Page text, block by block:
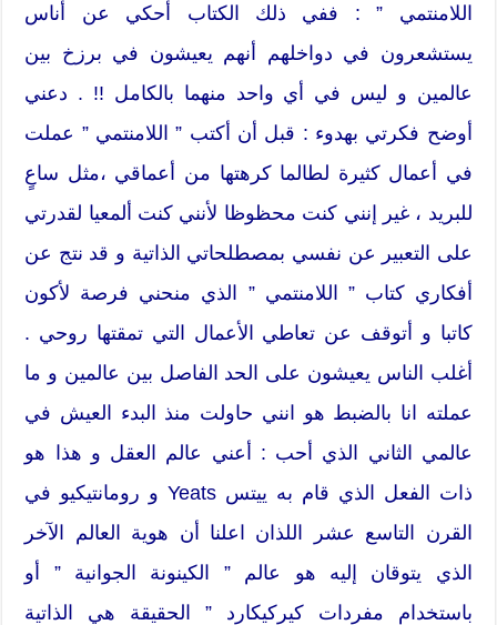
اللامنتمي ” : ففي ذلك الكتاب أحكي عن أناس
يستشعرون في دواخلهم أنهم يعيشون في برزخ بين
عالمين و ليس في أي واحد منهما بالكامل !! . دعني
أوضح فكرتي بهدوء : قبل أن أكتب ” اللامنتمي ” عملت
في أعمال كثيرة لطالما كرهتها من أعماقي ،مثل ساعٍ
للبريد ، غير إنني كنت محظوظا لأنني كنت ألمعيا لقدرتي
على التعبير عن نفسي بمصطلحاتي الذاتية و قد نتج عن
أفكاري كتاب ” اللامنتمي ” الذي منحني فرصة لأكون
كاتبا و أتوقف عن تعاطي الأعمال التي تمقتها روحي .
أغلب الناس يعيشون على الحد الفاصل بين عالمين و ما
عملته انا بالضبط هو انني حاولت منذ البدء العيش في
عالمي الثاني الذي أحب : أعني عالم العقل و هذا هو
ذات الفعل الذي قام به ييتس Yeats و رومانتيكيو في
القرن التاسع عشر اللذان اعلنا أن هوية العالم الآخر
الذي يتوقان إليه هو عالم ” الكينونة الجوانية ” أو
باستخدام مفردات كيركيكارد ” الحقيقة هي الذاتية